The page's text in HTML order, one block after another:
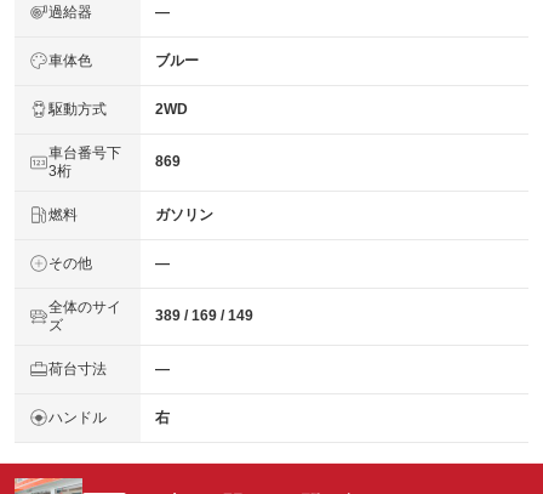
過給器 ―
車体色 ブルー
駆動方式 2WD
車台番号下
3桁
869
燃料 ガソリン
その他 ―
全体のサイ
ズ
389 / 169 / 149
荷台寸法 ―
ハンドル 右